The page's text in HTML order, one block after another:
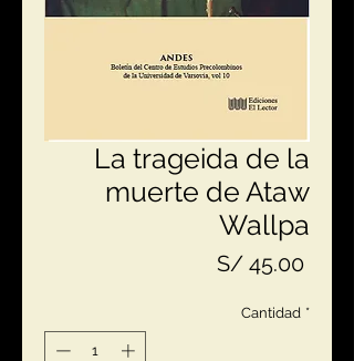
La trageida de la
muerte de Ataw
Wallpa
S/ 45.00Precio
Cantidad *